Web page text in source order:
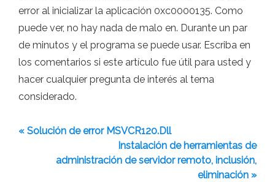
error al inicializar la aplicación 0xc0000135. Como
puede ver, no hay nada de malo en. Durante un par
de minutos y el programa se puede usar. Escriba en
los comentarios si este artículo fue útil para usted y
hacer cualquier pregunta de interés al tema
considerado.
« Solución de error MSVCR120.Dll
Instalación de herramientas de
administración de servidor remoto, inclusión,
eliminación »